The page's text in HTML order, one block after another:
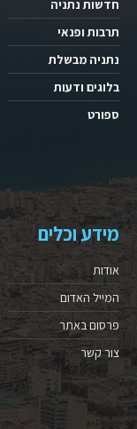
חדשות נתניה
תרבות ופנאי
נתניה מבשלת
בלוגים ודעות
ספורט
מידע וכלים
אודות
המייל האדום
פרסום באתר
צור קשר